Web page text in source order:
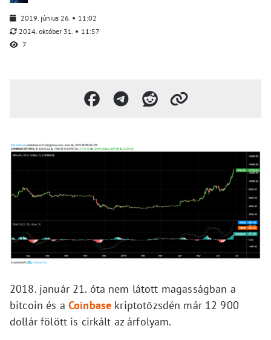
2019. június 26.
11:02
2024. október 31.
11:57
7
2018. január 21. óta nem látott magasságban a
bitcoin és a Coinbase kriptotőzsdén már 12 900
dollár fölött is cirkált az árfolyam.